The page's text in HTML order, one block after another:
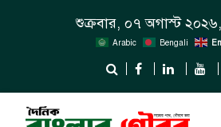
শুক্রবার, ০৭ অগাস্ট
Arabic Bengali